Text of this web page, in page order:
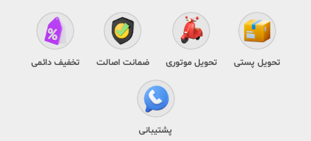
تحویل پستی تحویل موتوری ضمانت اصالت تخفیف دائمی
پشتیبانی